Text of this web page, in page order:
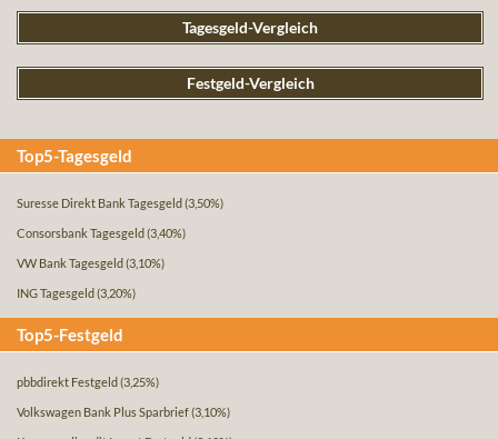
Tagesgeld-Vergleich
Festgeld-Vergleich
Top5-Tagesgeld
Suresse Direkt Bank Tagesgeld (3,50%)
Consorsbank Tagesgeld (3,40%)
VW Bank Tagesgeld (3,10%)
ING Tagesgeld (3,20%)
Top5-Festgeld
pbbdirekt Festgeld (3,25%)
Volkswagen Bank Plus Sparbrief(3,10%)